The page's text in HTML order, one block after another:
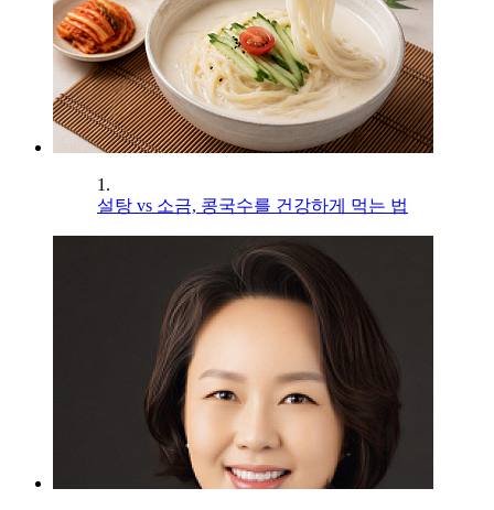
1.
설탕 vs 소금, 콩국수를 건강하게 먹는 법